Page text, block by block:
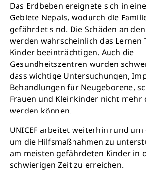
Das Erdbeben ereignete sich in
Gebiete Nepals, wodurch die
gefährdet sind. Die Schäden an
werden wahrscheinlich das Lernen
Kinder beeinträchtigen. Auch die
Gesundheitszentren wurden
dass wichtige Untersuchungen,
Behandlungen für Neugeborene,
Frauen und Kleinkinder nicht
werden können.
UNICEF arbeitet weiterhin rund
um die Hilfsmaßnahmen zu
am meisten gefährdeten Kinder in
schwierigen Zeit zu erreichen.